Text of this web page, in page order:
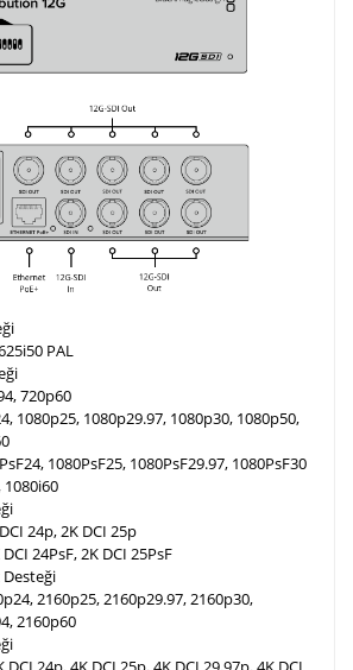
PAL
720p60
1080p25, 1080p29.97, 1080p30, 1080p50,
1080PsF25, 1080PsF29.97, 1080PsF30
1080i60
24p, 2K DCI 25p
24PsF, 2K DCI 25PsF
2160p25, 2160p29.97, 2160p30,
2160p60